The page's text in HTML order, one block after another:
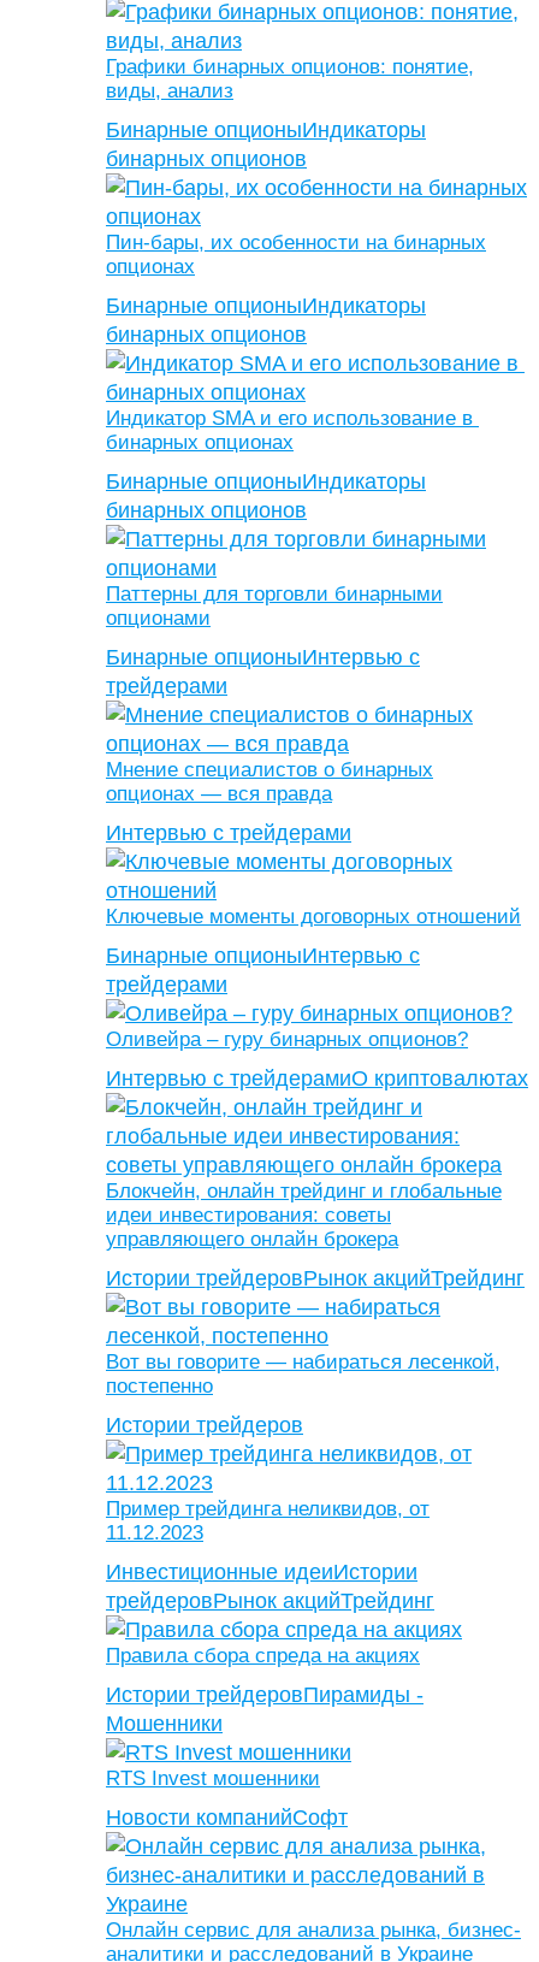
Графики бинарных опционов: понятие,
виды, анализ
Бинарные опционыИндикаторы
бинарных опционов
Пин-бары, их особенности на бинарных
опционах
Бинарные опционыИндикаторы
бинарных опционов
Индикатор SMA и его использование в
бинарных опционах
Бинарные опционыИндикаторы
бинарных опционов
Паттерны для торговли бинарными
опционами
Бинарные опционыИнтервью с
трейдерами
Мнение специалистов о бинарных
опционах — вся правда
Интервью с трейдерами
Ключевые моменты договорных отношений
Бинарные опционыИнтервью с
трейдерами
Оливейра – гуру бинарных опционов?
Интервью с трейдерамиО криптовалютах
Блокчейн, онлайн трейдинг и глобальные
идеи инвестирования: советы
управляющего онлайн брокера
Истории трейдеровРынок акцийТрейдинг
Вот вы говорите — набираться лесенкой,
постепенно
Истории трейдеров
Пример трейдинга неликвидов, от
11.12.2023
Инвестиционные идеиИстории
трейдеровРынок акцийТрейдинг
Правила сбора спреда на акциях
Истории трейдеровПирамиды -
Мошенники
RTS Invest мошенники
Новости компанийСофт
Онлайн сервис для анализа рынка, бизнес-
аналитики и расследований в Украине